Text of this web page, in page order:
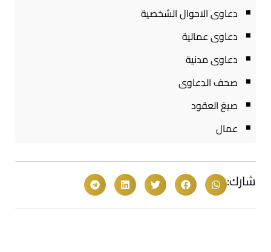
دعاوى الاحوال الشخصية
دعاوى عمالية
دعاوى مدنية
صحف الدعاوى
صيغ العقود
عمال
شارك: